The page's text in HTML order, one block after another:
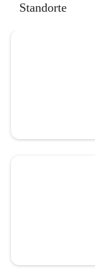
Standorte